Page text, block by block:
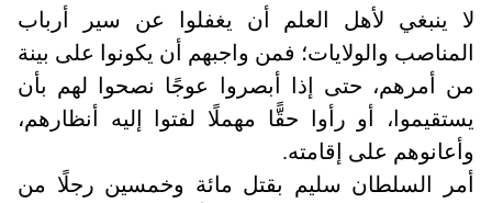
لا ينبغي لأهل العلم أن يغفلوا عن سير أرباب
المناصب والولايات؛ فمن واجبهم أن يكونوا على بينة
من أمرهم، حتى إذا أبصروا عوجًا نصحوا لهم بأن
يستقيموا، أو رأوا حقًّا مهملًا لفتوا إليه أنظارهم،
وأعانوهم على إقامته.
أمر السلطان سليم بقتل مائة وخمسين رجلًا من